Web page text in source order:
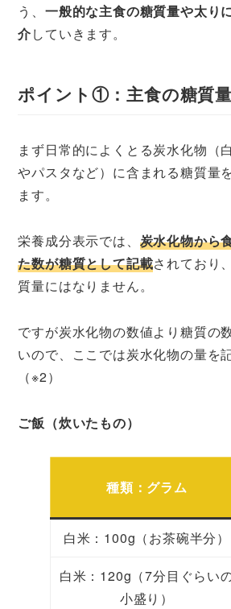
う、 一般的な主食の糖質量や太り
介していきます。
ポイント①：主食の糖質
まず日常的によくとる炭水化物（
やパスタなど）に含まれる糖質量
ます。
栄養成分表示では、 炭水化物から
た数が糖質として記載されており
質量にはなりません。
ですが炭水化物の数値より糖質の
いので、ここでは炭水化物の量を
（※2）
ご飯（炊いたもの）
種類：グラム
白米：100g（お茶碗半分）
白米：120g（7分目ぐらい
小盛り）